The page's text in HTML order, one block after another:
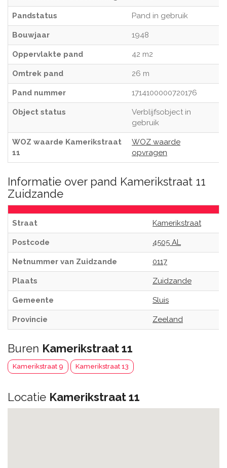
Pandstatus Pand in gebruik
Bouwjaar 1948
Oppervlakte pand 42 m2
Omtrek pand 26 m
Pand nummer 1714100000720176
Object status
Verblijfsobject in
gebruik
WOZ waarde Kamerikstraat
11
WOZ waarde
opvragen
Informatie over pand Kamerikstraat 11
Zuidzande
Straat Kamerikstraat
Postcode 4505 AL
Netnummer van Zuidzande 0117
Plaats Zuidzande
Gemeente Sluis
Provincie Zeeland
Buren Kamerikstraat 11
Kamerikstraat 9 Kamerikstraat 13
Locatie Kamerikstraat 11